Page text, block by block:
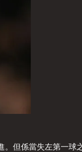
。但係當失左第一球